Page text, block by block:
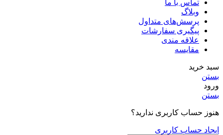
تماس با ما
وبلاگ
پرسش‌های متداول
پیگیری سفارشات
علاقه مندی
مقایسه
سبد خرید
بستن
ورود
بستن
هنوز حساب کاربری ندارید؟
ایجاد حساب کاربری